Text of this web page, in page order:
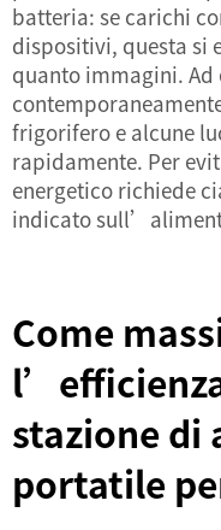
batteria: se carichi
dispositivi, questa si
quanto immagini.
frigorifero e alcune
rapidamente. Per
energetico richiede
indicato
Come
stazione di
portatile